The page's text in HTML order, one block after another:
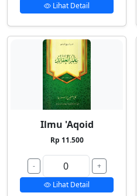
Lihat Detail
Ilmu 'Aqoid
Rp 11.500
-
+
Lihat Detail